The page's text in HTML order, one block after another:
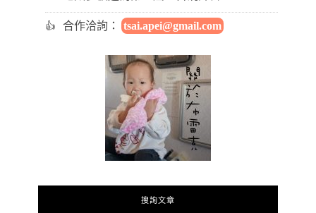
合作洽詢： tsai.apei@gmail.com
搜詢文章